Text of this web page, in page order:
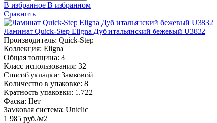
В избранное В избранном
Сравнить
Ламинат Quick-Step Eligna Дуб итальянский бежевый U3832
Производитель: Quick-Step
Коллекция: Eligna
Общая толщина: 8
Класс использования: 32
Способ укладки: Замковой
Количество в упаковке: 8
Кратность упаковки: 1.722
Фаска: Нет
Замковая система: Uniclic
1 985 руб./м2